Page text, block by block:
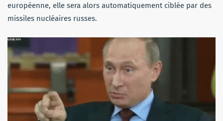
européenne, elle sera alors automatiquement ciblée par des
missiles nucléaires russes.